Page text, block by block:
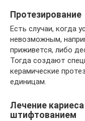
Протезирование
Есть случаи, когда
невозможным,
приживется, либо
Тогда создают
керамические
единицам.
Лечение
штифтованием